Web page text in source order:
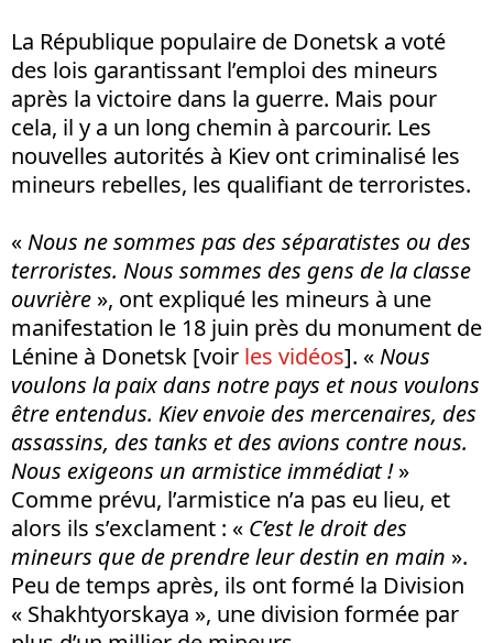
La République populaire de Donetsk a voté
des lois garantissant l’emploi des mineurs
après la victoire dans la guerre. Mais pour
cela, il y a un long chemin à parcourir. Les
nouvelles autorités à Kiev ont criminalisé les
mineurs rebelles, les qualifiant de terroristes.
«Nous ne sommes pas des séparatistes ou des
terroristes. Nous sommes des gens de la classe
ouvrière », ont expliqué les mineurs à une
manifestation le 18 juin près du monument de
Lénine à Donetsk [voir les vidéos]. «Nous
voulons la paix dans notre pays et nous voulons
être entendus. Kiev envoie des mercenaires, des
assassins, des tanks et des avions contre nous.
Nous exigeons un armistice immédiat !»
Comme prévu, l’armistice n’a pas eu lieu, et
alors ils s’exclament : « C’est le droit des
mineurs que de prendre leur destin en main ».
Peu de temps après, ils ont formé la Division
« Shakhtyorskaya », une division formée par